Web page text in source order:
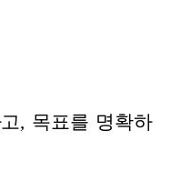
, 목표를 명확하